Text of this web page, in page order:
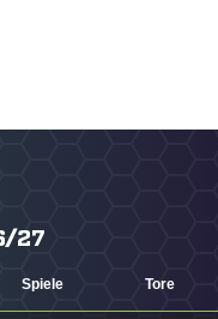
27
Spiele Tore